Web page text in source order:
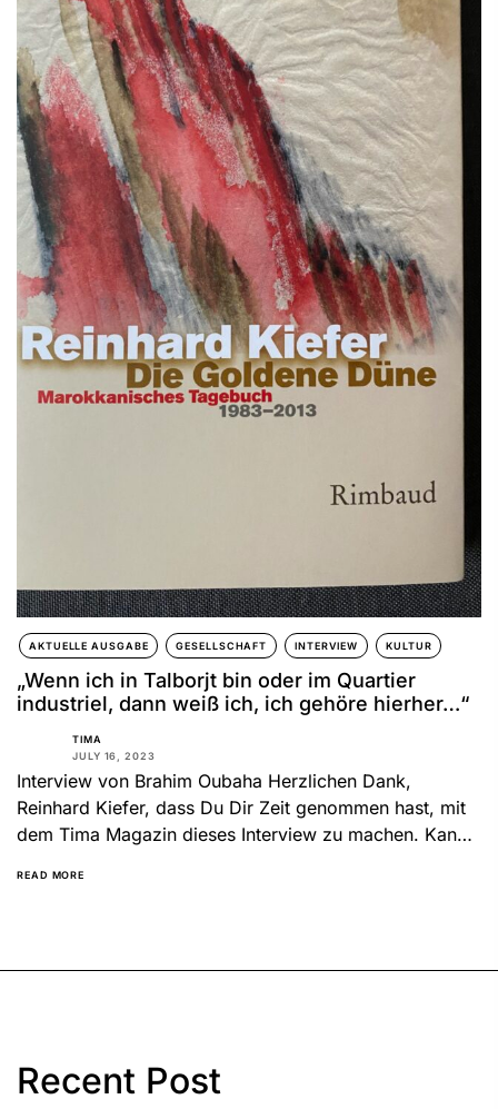
AKTUELLE AUSGABE GESELLSCHAFT INTERVIEW KULTUR
„Wenn ich in Talborjt bin oder im Quartier
industriel, dann weiß ich, ich gehöre hierher…“
TIMA
JULY 16, 2023
Interview von Brahim Oubaha Herzlichen Dank,
Reinhard Kiefer, dass Du Dir Zeit genommen hast, mit
dem Tima Magazin dieses Interview zu machen. Kannst
READ MORE
Recent Post